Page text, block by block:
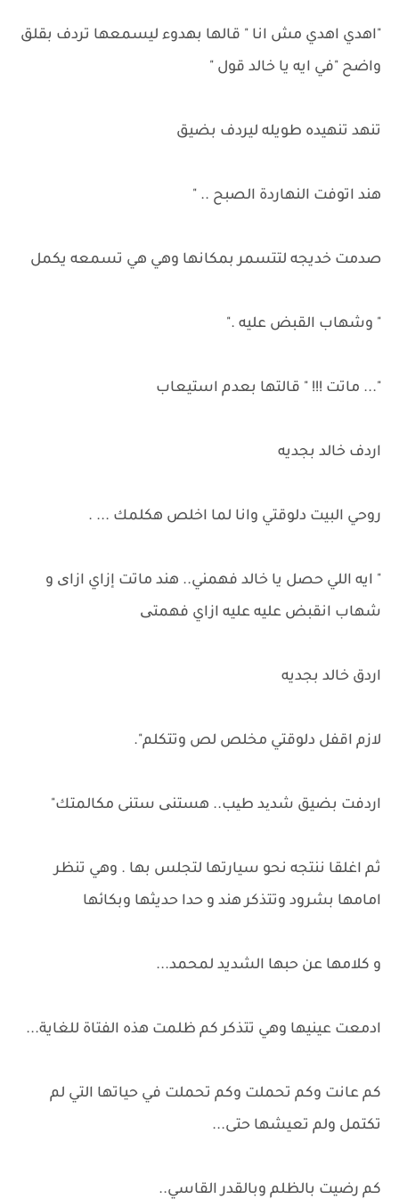
"اهدي اهدي مش انا " قالها بهدوء ليسمعها تردف بقلق
واضح "في ايه يا خالد قول "
تنهد تنهيده طويله ليردف بضيق
هند اتوفت النهاردة الصبح .. "
صدمت خديجه لتتسمر بمكانها وهي هي تسمعه يكمل
" وشهاب القبض عليه ."
"... ماتت !!! " قالتها بعدم استيعاب
اردف خالد بجديه
روحي البيت دلوقتي وانا لما اخلص هكلمك ... .
" ايه اللي حصل يا خالد فهمني.. هند ماتت إزاي ازای و
شهاب انقبض عليه عليه ازاي فهمتی
اردق خالد بجديه
لازم اقفل دلوقتي مخلص لص وتتكلم".
اردفت بضيق شدید طیب.. هستنی ستنى مكالمتك"
ثم اغلقا ننتجه نحو سيارتها لتجلس بها . وهي تنظر
امامها بشرود وتتذكر هند و حدا حديثها وبكائها
و كلامها عن حبها الشديد لمحمد...
ادمعت عينيها وهي تتذكر كم ظلمت هذه الفتاة للغاية...
كم عانت وكم تحملت وكم تحملت في حياتها التي لم
تكتمل ولم تعيشها حتى...
كم رضيت بالظلم وبالقدر القاسي..